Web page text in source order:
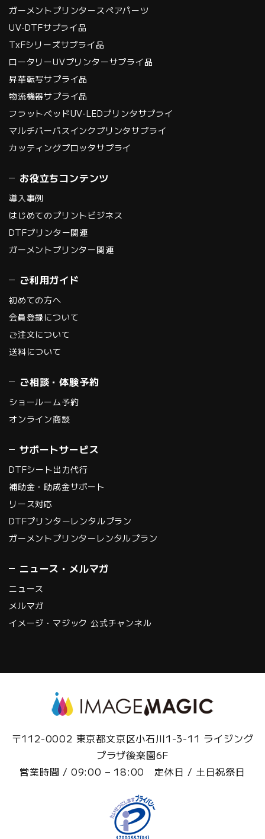
ガーメントプリンタースペアパーツ
UV-DTFサプライ品
TxFシリーズサプライ品
ロータリーUVプリンターサプライ品
昇華転写サプライ品
物流機器サプライ品
フラットベッドUV-LEDプリンタサプライ
マルチパーパスインクプリンタサプライ
カッティングプロッタサプライ
お役立ちコンテンツ
導入事例
はじめてのプリントビジネス
DTFプリンター関連
ガーメントプリンター関連
ご利用ガイド
初めての方へ
会員登録について
ご注文について
送料について
ご相談・体験予約
ショールーム予約
オンライン商談
サポートサービス
DTFシート出力代行
補助金・助成金サポート
リース対応
DTFプリンターレンタルプラン
ガーメントプリンターレンタルプラン
ニュース・メルマガ
ニュース
メルマガ
イメージ・マジック 公式チャンネル
〒112-0002 東京都文京区小石川1-3-11 ライジング
プラザ後楽園6F
営業時間 / 09:00 – 18:00 定休日 / 土日祝祭日